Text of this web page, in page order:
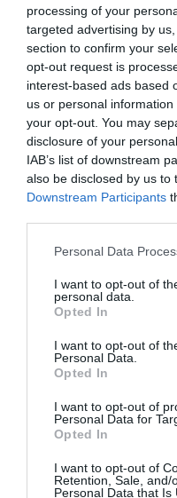
processing of your
targeted advertising by
section to confirm your
opt-out request is
interest-based ads based
us or personal
your opt-out. You may
disclosure of your
IAB’s list of downstream
also be disclosed by us to
Downstream Participants
Personal Data
I want to opt-out of
personal data.
Opted In
I want to opt-out of
Personal Data.
Opted In
I want to opt-out of
Personal Data for
Opted In
I want to opt-out of
Retention, Sale, and/
Personal Data that Is
Vérifiez la météo
Places à proximité de votre
Itinéraire
tiempo estimado
Prendre la direction
Tourner àdroite
Tourner àdroite
Tourner à gauche
Tourner à gauche
Tourner àgauche